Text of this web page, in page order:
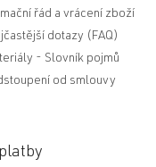
řád a vrácení zboží
dotazy (FAQ)
Slovník pojmů
od smlouvy